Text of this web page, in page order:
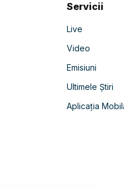
Servicii
Live
Video
Emisiuni
Ultimele Știri
Aplicația